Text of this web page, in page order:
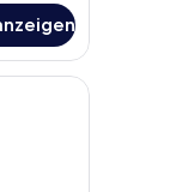
Sitzgelegenheiten
mit einem